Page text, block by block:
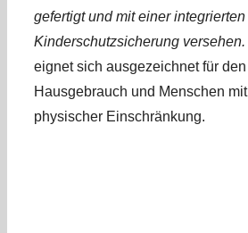
gefertigt und mit einer integrierten
Kinderschutzsicherung versehen.
eignet sich ausgezeichnet für den
Hausgebrauch und Menschen mit
physischer Einschränkung.